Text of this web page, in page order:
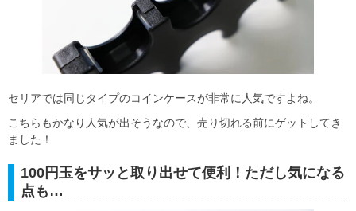
セリアでは同じタイプのコインケースが非常に人気ですよね。
こちらもかなり人気が出そうなので、売り切れる前にゲットしてき
ました！
100円玉をサッと取り出せて便利！ただし気になる
点も…